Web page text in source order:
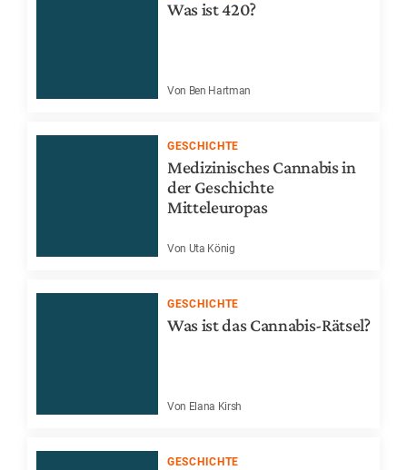
Was ist 420?
Von Ben Hartman
GESCHICHTE
Medizinisches Cannabis in
der Geschichte
Mitteleuropas
Von Uta König
GESCHICHTE
Was ist das Cannabis-Rätsel?
Von Elana Kirsh
GESCHICHTE